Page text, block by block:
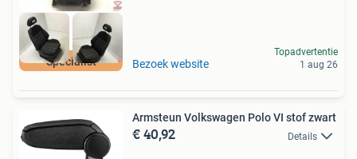
Specialist Bezoek website
Topadvertentie
1 aug 26
Armsteun Volkswagen Polo VI stof zwart
€ 40,92 Details